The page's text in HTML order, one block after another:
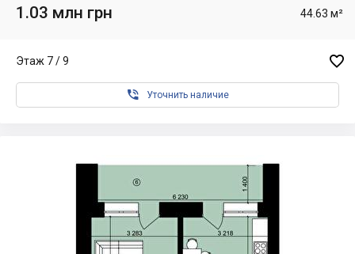
1.03 млн грн 44.63 м²
Этаж 7 / 9 
 Уточнить наличие